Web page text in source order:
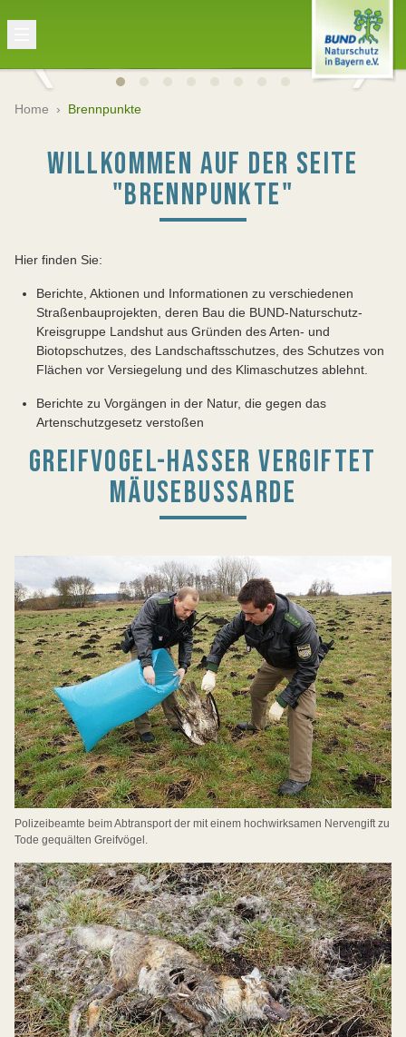
Home › Brennpunkte
WILLKOMMEN AUF DER SEITE
"BRENNPUNKTE"
Hier finden Sie:
Berichte, Aktionen und Informationen zu verschiedenen
Straßenbauprojekten, deren Bau die BUND-Naturschutz-
Kreisgruppe Landshut aus Gründen des Arten- und
Biotopschutzes, des Landschaftsschutzes, des Schutzes von
Flächen vor Versiegelung und des Klimaschutzes ablehnt.
Berichte zu Vorgängen in der Natur, die gegen das
Artenschutzgesetz verstoßen
GREIFVOGEL-HASSER VERGIFTET
MÄUSEBUSSARDE
Polizeibeamte beim Abtransport der mit einem hochwirksamen Nervengift zu
Tode gequälten Greifvögel.